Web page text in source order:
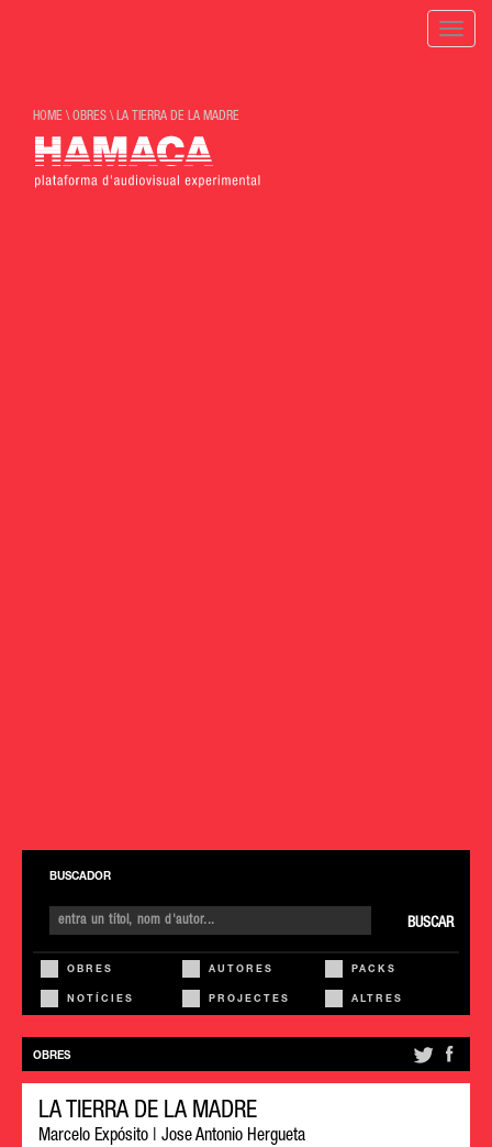
Toggle
HOME \OBRES \ LA TIERRA DE LA MADRE
BUSCADOR
BUSCAR
OBRES AUTORES PACKS
NOTÍCIES PROJECTES ALTRES
OBRES
LA TIERRA DE LA MADRE
Marcelo Expósito | Jose Antonio Hergueta